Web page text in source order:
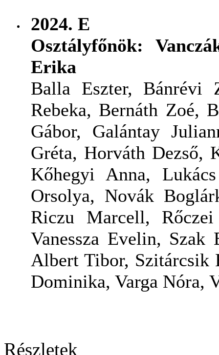
2024. E
Osztályfőnök:
Erika
Balla Eszter, Bánrévi
Rebeka, Bernáth Zoé,
Gábor, Galántay
Gréta, Horváth Dezső,
Kőhegyi Anna,
Orsolya, Novák
Riczu Marcell,
Vanessza Evelin,
Albert Tibor, Szitárcsik
Dominika, Varga Nóra,
Részletek